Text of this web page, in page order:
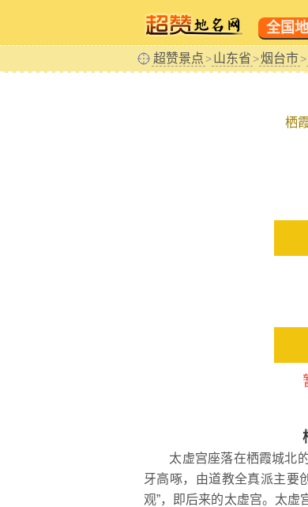
全国
超赞景点>山东省>烟台市>
栖
太虚宫座落在栖霞城北的
牙高啄，由道教全真派主要
观”，即后来的太虚宫。太虚